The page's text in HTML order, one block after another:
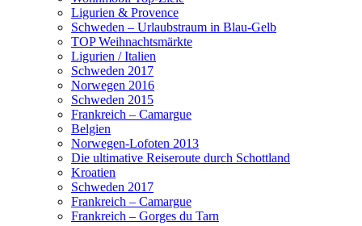
Ligurien & Provence
Schweden – Urlaubstraum in Blau-Gelb
TOP Weihnachtsmärkte
Ligurien / Italien
Schweden 2017
Norwegen 2016
Schweden 2015
Frankreich – Camargue
Belgien
Norwegen-Lofoten 2013
Die ultimative Reiseroute durch Schottland
Kroatien
Schweden 2017
Frankreich – Camargue
Frankreich – Gorges du Tarn